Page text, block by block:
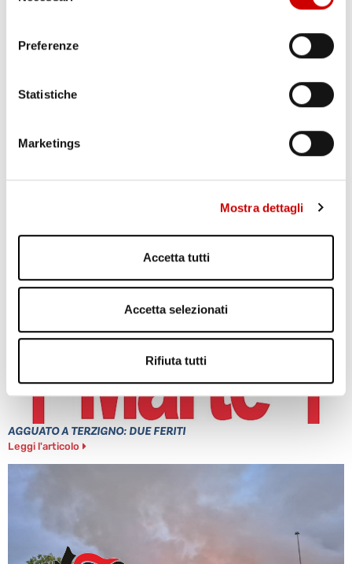
Preferenze
Statistiche
Marketings
Mostra dettagli
Accetta tutti
Accetta selezionati
Rifiuta tutti
TRAGEDIA IERI AD ERCOLANO: UN OPERAIO E’ MORTO
AGGUATO A TERZIGNO: DUE FERITI
Leggi l'articolo